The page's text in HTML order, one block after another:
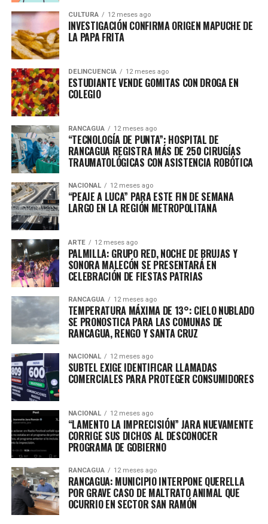
CULTURA 12 meses ago
INVESTIGACIÓN CONFIRMA ORIGEN MAPUCHE DE
LA PAPA FRITA
DELINCUENCIA 12 meses ago
ESTUDIANTE VENDE GOMITAS CON DROGA EN
COLEGIO
RANCAGUA 12 meses ago
“TECNOLOGÍA DE PUNTA”: HOSPITAL DE
RANCAGUA REGISTRA MÁS DE 250 CIRUGÍAS
TRAUMATOLÓGICAS CON ASISTENCIA ROBÓTICA
NACIONAL 12 meses ago
“PEAJE A LUCA” PARA ESTE FIN DE SEMANA
LARGO EN LA REGIÓN METROPOLITANA
ARTE 12 meses ago
PALMILLA: GRUPO RED, NOCHE DE BRUJAS Y
SONORA MALECÓN SE PRESENTARÁ EN
CELEBRACIÓN DE FIESTAS PATRIAS
RANCAGUA 12 meses ago
TEMPERATURA MÁXIMA DE 13°: CIELO NUBLADO
SE PRONOSTICA PARA LAS COMUNAS DE
RANCAGUA, RENGO Y SANTA CRUZ
NACIONAL 12 meses ago
SUBTEL EXIGE IDENTIFICAR LLAMADAS
COMERCIALES PARA PROTEGER CONSUMIDORES
NACIONAL 12 meses ago
“LAMENTO LA IMPRECISIÓN” JARA NUEVAMENTE
CORRIGE SUS DICHOS AL DESCONOCER
PROGRAMA DE GOBIERNO
RANCAGUA 12 meses ago
RANCAGUA: MUNICIPIO INTERPONE QUERELLA
POR GRAVE CASO DE MALTRATO ANIMAL QUE
OCURRIO EN SECTOR SAN RAMÓN